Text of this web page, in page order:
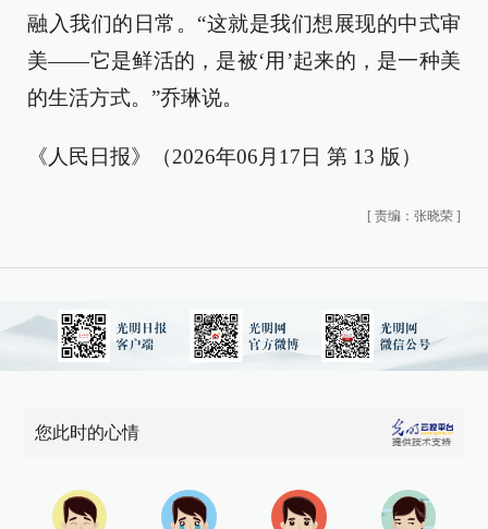
融入我们的日常。“这就是我们想展现的中式审
美——它是鲜活的，是被‘用’起来的，是一种美
的生活方式。”乔琳说。
《人民日报》（2026年06月17日 第 13 版）
[ 责编：张晓荣 ]
您此时的心情